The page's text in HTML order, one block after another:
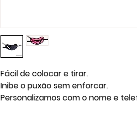
Fácil de colocar e tirar.
Inibe o puxão sem enforcar.
Personalizamos com o nome e